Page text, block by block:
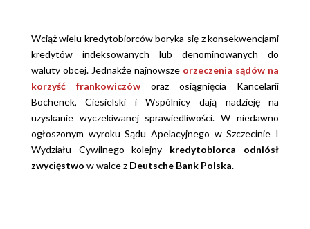
Wciąż wielu kredytobiorców boryka się z konsekwencjami
kredytów indeksowanych lub denominowanych do
waluty obcej. Jednakże najnowsze orzeczenia sądów na
korzyść frankowiczóworaz osiągnięcia Kancelarii
Bochenek, Ciesielski i Wspólnicy dają nadzieję na
uzyskanie wyczekiwanej sprawiedliwości. W niedawno
ogłoszonym wyroku Sądu Apelacyjnego w Szczecinie I
Wydziału Cywilnego kolejny kredytobiorca odniósł
zwycięstwo w walce z Deutsche Bank Polska.